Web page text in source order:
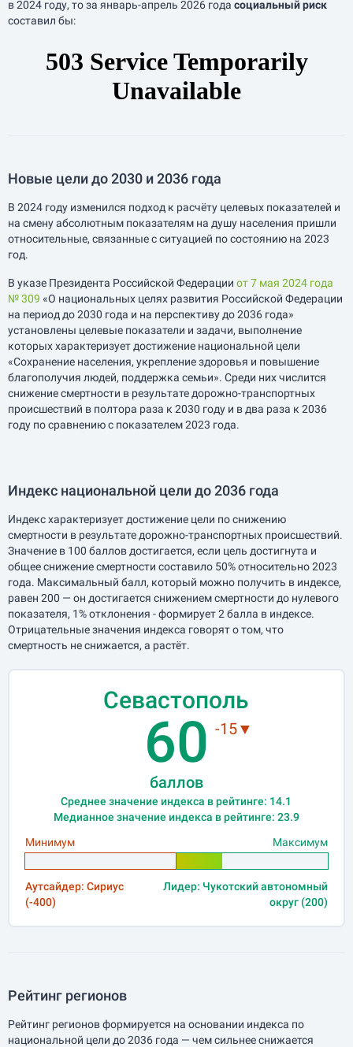
в 2024 году, то за январь-апрель 2026 года социальный риск
составил бы:
Новые цели до 2030 и 2036 года
В 2024 году изменился подход к расчёту целевых показателей и
на смену абсолютным показателям на душу населения пришли
относительные, связанные с ситуацией по состоянию на 2023
год.
В указе Президента Российской Федерации от 7 мая 2024 года
№ 309 «О национальных целях развития Российской Федерации
на период до 2030 года и на перспективу до 2036 года»
установлены целевые показатели и задачи, выполнение
которых характеризует достижение национальной цели
«Сохранение населения, укрепление здоровья и повышение
благополучия людей, поддержка семьи». Среди них числится
снижение смертности в результате дорожно-транспортных
происшествий в полтора раза к 2030 году и в два раза к 2036
году по сравнению с показателем 2023 года.
Индекс национальной цели до 2036 года
Индекс характеризует достижение цели по снижению
смертности в результате дорожно-транспортных происшествий.
Значение в 100 баллов достигается, если цель достигнута и
общее снижение смертности составило 50% относительно 2023
года. Максимальный балл, который можно получить в индексе,
равен 200 — он достигается снижением смертности до нулевого
показателя, 1% отклонения - формирует 2 балла в индексе.
Отрицательные значения индекса говорят о том, что
смертность не снижается, а растёт.
Севастополь
60
баллов
-15▼
Среднее значение индекса в рейтинге: 14.1
Медианное значение индекса в рейтинге: 23.9
Минимум
Максимум
Аутсайдер: Сириус
(-400)
Лидер: Чукотский автономный
округ (200)
Рейтинг регионов
Рейтинг регионов формируется на основании индекса по
национальной цели до 2036 года — чем сильнее снижается